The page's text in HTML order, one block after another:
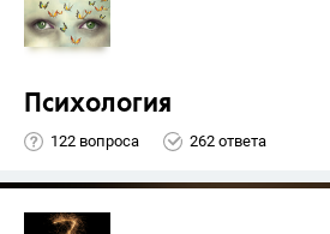
Психология
122 вопроса 262 ответа